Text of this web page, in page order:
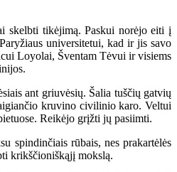
skelbti tikėjimą. Paskui norėjo eiti į
universitetui, kad ir jis savo
Loyolai, Šventam Tėvui ir visiems
ant griuvėsių. Šalia tuščių gatvių
kruvino civilinio karo. Veltui
Reikėjo grįžti jų pasiimti.
spindinčiais rūbais, nes prakartėlės
krikščioniškąjį mokslą.